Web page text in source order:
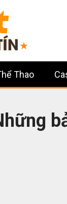
Thao